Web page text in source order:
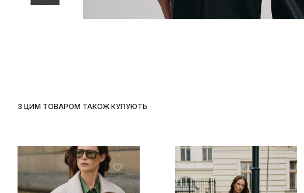
З ЦИМ ТОВАРОМ ТАКОЖ КУПУЮТЬ